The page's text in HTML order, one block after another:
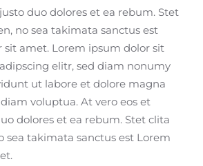
duo dolores et ea rebum. Stet
no sea takimata sanctus est
sit amet. Lorem ipsum dolor sit
elitr, sed diam nonumy
ut labore et dolore magna
voluptua. At vero eos et
dolores et ea rebum. Stet clita
sea takimata sanctus est Lorem